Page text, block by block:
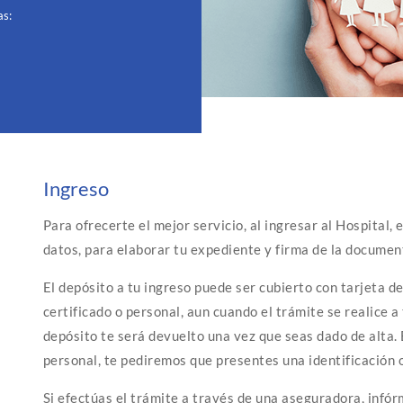
:
Ingreso
Para ofrecerte el mejor servicio, al ingresar al Hospital,
datos, para elaborar tu expediente y firma de la
El depósito a tu ingreso puede ser cubierto con tarjeta
certificado o personal, aun cuando el trámite se realice
depósito te será devuelto una vez que seas dado de
personal, te pediremos que presentes una
Si efectúas el trámite a través de una aseguradora,